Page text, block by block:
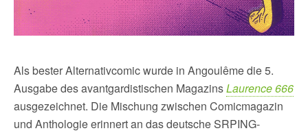
Als bester Alternativcomic wurde in Angoulême die 5.
Ausgabe des avantgardistischen MagazinsLaurence 666
ausgezeichnet. Die Mischung zwischen Comicmagazin
und Anthologie erinnert an das deutsche SRPING-